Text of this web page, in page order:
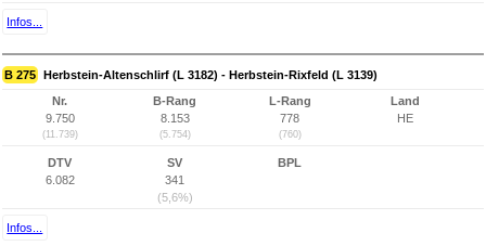
Infos...
B 275 Herbstein-Altenschlirf (L 3182) - Herbstein-Rixfeld (L 3139)
Nr.
9.750
(11.739)
B-Rang
8.153
(5.754)
L-Rang
778
(760)
Land
HE
DTV
6.082
SV
341
(5,6%)
BPL
Infos...